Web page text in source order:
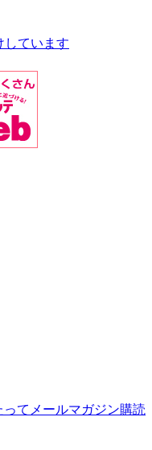
しています
って メールマガジン購読